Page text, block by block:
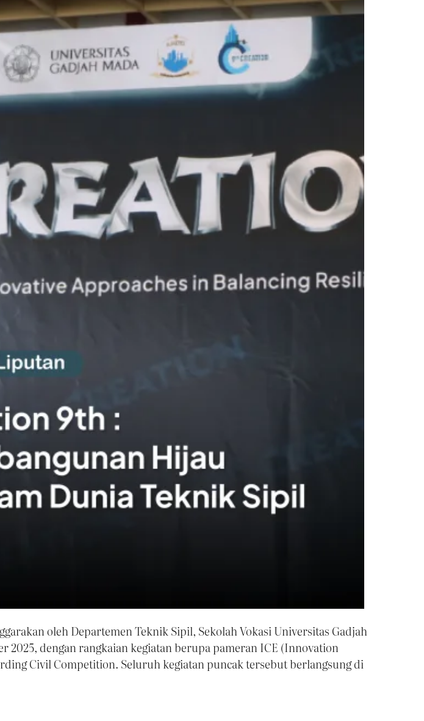
oleh Departemen Teknik Sipil, Sekolah Vokasi Universitas Gadjah
2025, dengan rangkaian kegiatan berupa pameran ICE (Innovation
Civil Competition. Seluruh kegiatan puncak tersebut berlangsung di